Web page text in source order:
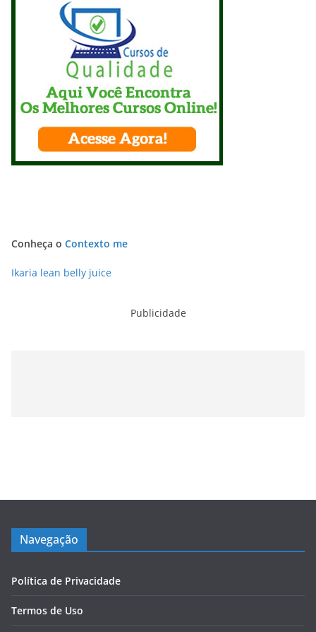
Conheça o Contexto me
Ikaria lean belly juice
Publicidade
Navegação
Política de Privacidade
Termos de Uso